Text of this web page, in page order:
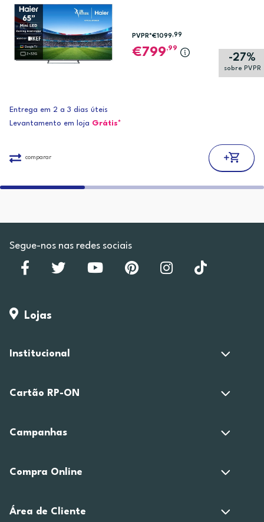
-27%
sobre PVPR
PVPR*€1099,99
799,99
Entrega em 2 a 3 dias úteis
Levantamento em loja Grátis*
comparar
Segue-nos nas redes sociais
Lojas
Institucional
Cartão RP-ON
Campanhas
Compra Online
Área de Cliente